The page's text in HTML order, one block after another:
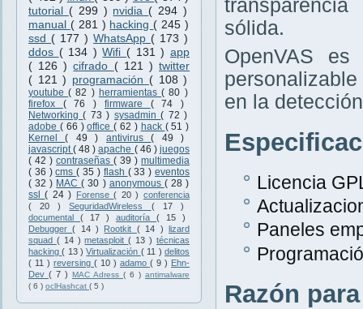
tutorial ( 299 ) nvidia ( 294 )
manual ( 281 ) hacking ( 245 )
ssd ( 177 ) WhatsApp ( 173 )
ddos ( 134 )Wifi ( 131 ) app
( 126 )cifrado ( 121 )twitter
( 121 ) programación ( 108 )
youtube( 82 ) herramientas( 80 )
firefox ( 76 ) firmware ( 74 )
Networking( 73 ) sysadmin( 72 )
adobe ( 66 )office( 62 ) hack ( 51 )
Kernel( 49 ) antivirus( 49 )
javascript( 48 )apache ( 46 ) juegos
( 42 ) contraseñas ( 39 ) multimedia
( 36 )cms( 35 ) flash ( 33 )eventos
( 32 ) MAC( 30 ) anonymous ( 28 )
ssl( 24 ) Forense( 20 ) conferencia
( 20 )SeguridadWireless ( 17 )
documental ( 17 ) auditoría ( 15 )
Debugger( 14 ) Rootkit ( 14 )
lizard
squad ( 14 )metasploit( 13 ) técnicas
hacking( 13 )Virtualización ( 11 ) delitos
( 11 ) reversing ( 10 ) adamo ( 9 ) Ehn-
Dev ( 7 ) MAC Adress ( 6 ) antimalware
( 6 ) oclHashcat ( 5 )
sólida.
OpenVAS
en la
Licencia
Paneles
Razón